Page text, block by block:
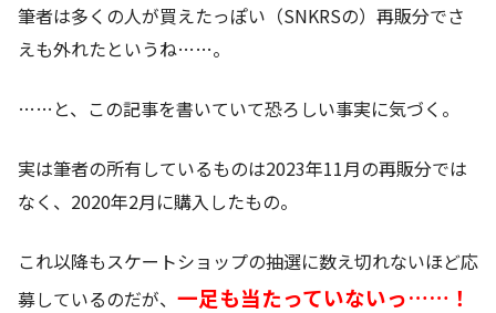
筆者は多くの人が買えたっぽい（SNKRSの）再販分でさ
えも外れたというね……。
……と、この記事を書いていて恐ろしい事実に気づく。
実は筆者の所有しているものは2023年11月の再販分では
なく、2020年2月に購入したもの。
これ以降もスケートショップの抽選に数え切れないほど応
募しているのだが、 一足も当たっていないっ……！